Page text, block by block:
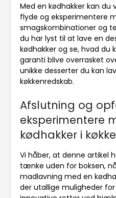
Med en kødhakker kan du
flyde og eksperimentere
smagskombinationer og
du har lyst til at lave en
kødhakker og se, hvad du
garanti blive overrasket
unikke desserter du kan
køkkenredskab.
Afslutning og
eksperimentere
kødhakker i
Vi håber, at denne artikel
tænke uden for boksen,
madlavning med en
der utallige muligheder